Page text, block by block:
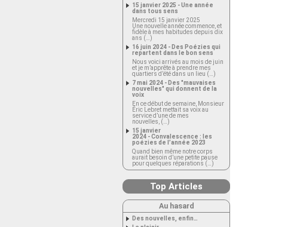
15 janvier 2025 - Une année
dans tous sens
Mercredi 15 janvier 2025
Une nouvelle année commence, et
fidèle à mes habitudes depuis dix
ans (…)
16 juin 2024 - Des Poézies qui
repartent dans le bon sens
Nous voici arrivés au mois de juin
et je m’apprête à prendre mes
quartiers d’été dans un lieu (…)
7 mai 2024 - Des "mauvaises
nouvelles" qui donnent de la
voix
En ce début de semaine, Monsieur
Éric Lebret mettait sa voix au
service d’une de mes
nouvelles, (…)
15 janvier
2024 - Convalescence : les
poézies de l’année 2023
Quand bien même notre corps
aurait besoin d’une petite pause
pour quelques réparations (…)
Top Articles
Au hasard
Des nouvelles, enfin…